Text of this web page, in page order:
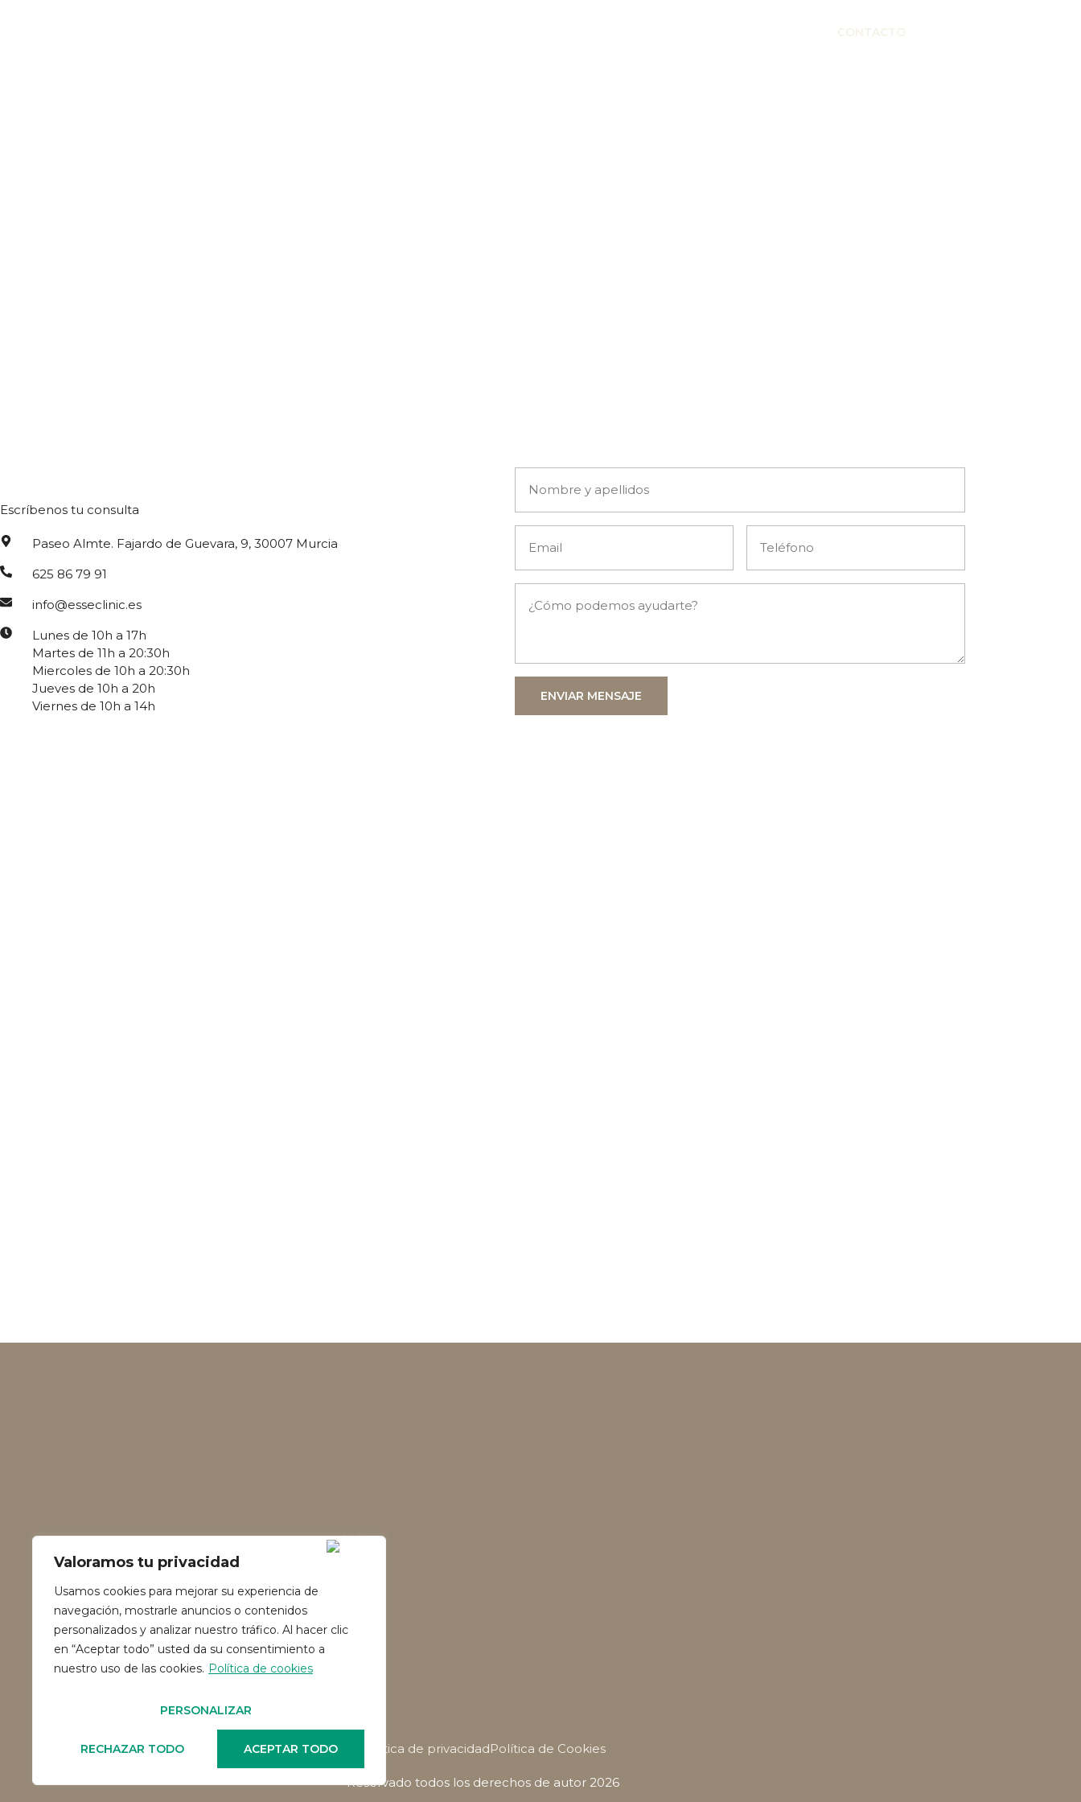
Valoramos tu privacidad
Usamos cookies para mejorar su experiencia de
navegación, mostrarle anuncios o contenidos
personalizados y analizar nuestro tráfico. Al hacer clic
en “Aceptar todo” usted da su consentimiento a
nuestro uso de las cookies. Política de cookies
PERSONALIZAR
RECHAZAR TODO ACEPTAR TODO
Escríbenos tu consulta
Paseo Almte. Fajardo de Guevara, 9, 30007 Murcia
625 86 79 91
info@esseclinic.es
Lunes de 10h a 17h
Martes de 11h a 20:30h
Miercoles de 10h a 20:30h
Jueves de 10h a 20h
Viernes de 10h a 14h
ENVIAR MENSAJE
Política de privacidadPolítica de Cookies
Reservado todos los derechos de autor 2026